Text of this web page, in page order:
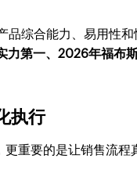
品综合能力、易用性
力第一、2026年福布
执行
重要的是让销售流程